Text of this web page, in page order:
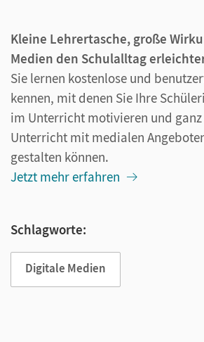
Kleine Lehrertasche, große
Medien den Schulalltag
Sie lernen kostenlose und
kennen, mit denen Sie Ihre
im Unterricht motivieren und
Unterricht mit medialen
gestalten können.
Jetzt mehr erfahren
Schlagworte:
Digitale Medien